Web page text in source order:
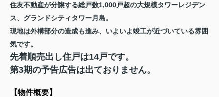
住友不動産が分譲する総戸数1,000戸超の大規模タワーレジデン
ス、グランドシティタワー月島。
現地は外構部分の造成も進み、いよいよ竣工が近づいている雰囲
気です。
先着順売出し住戸は14戸です。
第3期の予告広告は出ておりません。
【物件概要】